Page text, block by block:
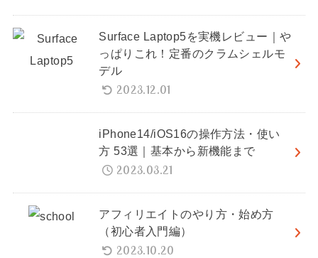
Surface Laptop5を実機レビュー｜や
っぱりこれ！定番のクラムシェルモ
デル
2023.12.01
iPhone14/iOS16の操作方法・使い
方 53選｜基本から新機能まで
2023.03.21
アフィリエイトのやり方・始め方
（初心者入門編）
2023.10.20